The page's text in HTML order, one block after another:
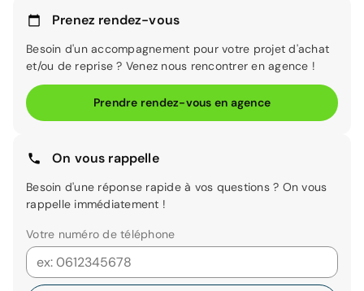
Prenez rendez-vous
Besoin d'un accompagnement pour votre projet d'achat
et/ou de reprise ? Venez nous rencontrer en agence !
Prendre rendez-vous en agence
On vous rappelle
Besoin d'une réponse rapide à vos questions ? On vous
rappelle immédiatement !
Votre numéro de téléphone